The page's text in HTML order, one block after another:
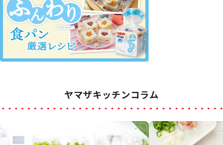
ヤマザキッチンコラム